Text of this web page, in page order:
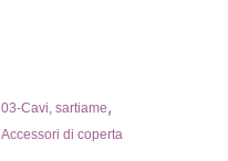
03-Cavi, sartiame,
Accessori di coperta